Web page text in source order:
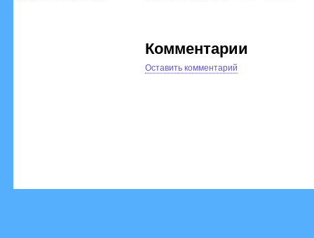
Комментарии
Оставить комментарий